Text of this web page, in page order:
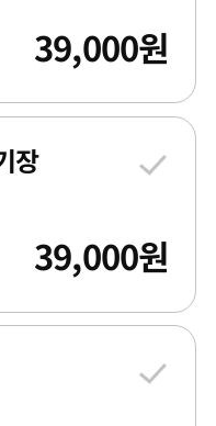
39,000원
장
39,000원